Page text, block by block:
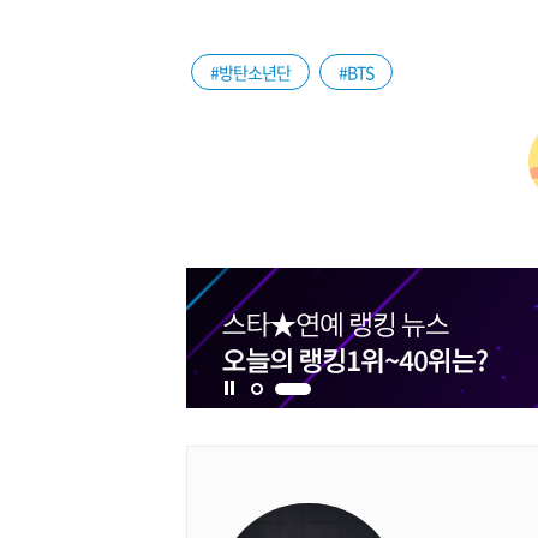
#방탄소년단 #BTS
1번 배너 보기 2번 배너 보기